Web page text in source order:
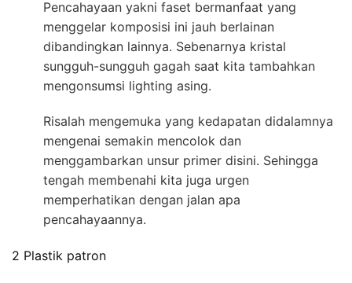
Pencahayaan yakni faset bermanfaat yang
menggelar komposisi ini jauh berlainan
dibandingkan lainnya. Sebenarnya kristal
sungguh-sungguh gagah saat kita tambahkan
mengonsumsi lighting asing.
Risalah mengemuka yang kedapatan didalamnya
mengenai semakin mencolok dan
menggambarkan unsur primer disini. Sehingga
tengah membenahi kita juga urgen
memperhatikan dengan jalan apa
pencahayaannya.
2 Plastik patron